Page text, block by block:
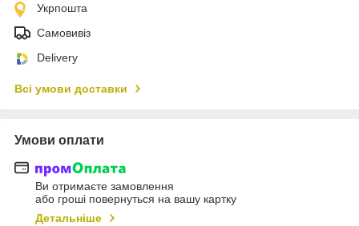
Укрпошта
Самовивіз
Delivery
Всі умови доставки
Умови оплати
Ви отримаєте замовлення
або гроші повернуться на вашу картку
Детальніше